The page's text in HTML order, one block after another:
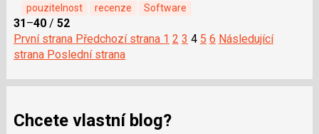
pouzitelnost
recenze Software
31–40/ 52
První strana Předchozí strana 1 2 3 4 5 6 Následující
strana Poslední strana
Chcete vlastní blog?